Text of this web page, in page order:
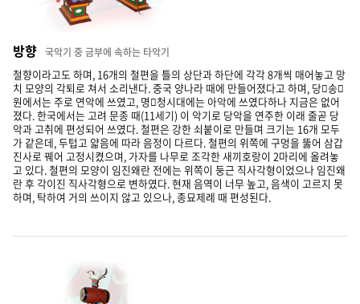
방향 국악기 중 금부에 속하는 타악기
철향이라고도 하며, 16개의 철편을 틀의 상단과 하단에 각각 8개씩 매어놓고 망
치 모양의 각퇴로 쳐서 소리낸다. 중국 양나라 때에 만들어졌다고 하며, 당송
원에서는 주로 연악에 쓰였고, 명청시대에는 아악에 쓰였다하나 지금은 없어
졌다. 한국에서는 고려 문종 때(11세기) 이 악기로 당악을 연주한 이래 줄곧 당
악과 고취에 편성되어 쓰였다. 철편은 강한 쇠붙이로 만들며 크기는 16개 모두
가 같은데, 두텁고 얇음에 따라 음정이 다르다. 철편의 위쪽에 구멍을 뚫어 삼갑
진사로 꿰어 고정시켰으며, 가자를 나무로 조각한 새끼호랑이 2마리에 올려놓
고 있다. 철편의 모양이 임진왜란 전에는 위쪽이 둥근 직사각형이었으나 임진왜
란 후 각이진 직사각형으로 변하였다. 현재 음역이 너무 높고, 음색이 고르지 못
하며, 탁하여 거의 쓰이지 않고 있으나, 종묘제례 때 편성된다.